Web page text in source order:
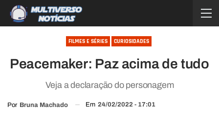
FILMES E SÉRIES CURIOSIDADES
Peacemaker: Paz acima de tudo
Veja a declaração do personagem
Por Bruna Machado Em 24/02/2022 - 17:01